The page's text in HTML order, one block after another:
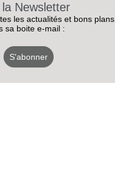
Newsletter
les actualités et bons plans
sa boite e-mail :
S'abonner